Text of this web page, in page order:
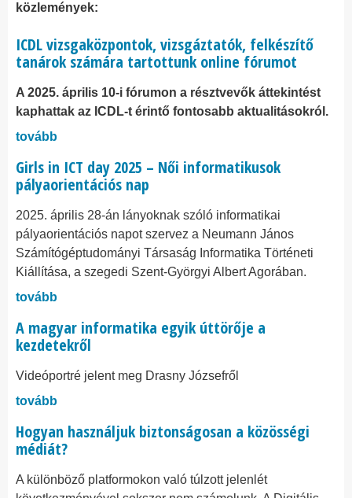
közlemények:
ICDL vizsgaközpontok, vizsgáztatók, felkészítő
tanárok számára tartottunk online fórumot
A 2025. április 10-i fórumon a résztvevők áttekintést
kaphattak az ICDL-t érintő fontosabb aktualitásokról.
tovább
Girls in ICT day 2025 – Női informatikusok
pályaorientációs nap
2025. április 28-án lányoknak szóló informatikai
pályaorientációs napot szervez a Neumann János
Számítógéptudományi Társaság Informatika Történeti
Kiállítása, a szegedi Szent-Györgyi Albert Agorában.
tovább
A magyar informatika egyik úttörője a
kezdetekről
Videóportré jelent meg Drasny Józsefről
tovább
Hogyan használjuk biztonságosan a közösségi
médiát?
A különböző platformokon való túlzott jelenlét